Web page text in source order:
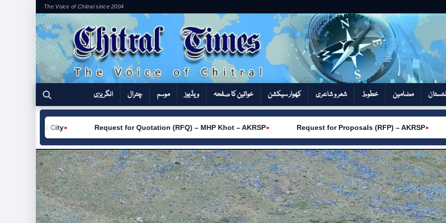
The Voice of Chitral since 2004
مضامین خطوط شعر و شاعری کھوار سیکشن‎ خواتین کا صفحہ ویڈیوز موسم چترال انگریزی
►
Request for Quotation (RFQ) – MHP Khot – AKRSP Admission
►
Request for Proposals (RFP) – AKRSP